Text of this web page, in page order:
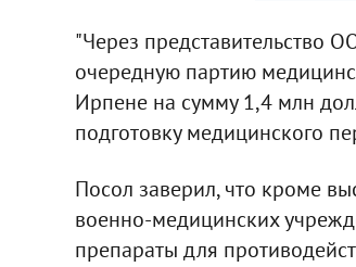
"Через представительство
очередную партию
Ирпене на сумму 1,4 млн
подготовку медицинского
Посол заверил, что кроме
военно-медицинских
препараты для